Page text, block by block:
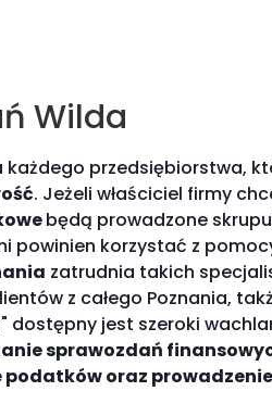
Wilda
przedsiębiorstwa,
. Jeżeli właściciel firmy
będą prowadzone
powinien korzystać z
zatrudnia takich
z całego Poznania,
jest szeroki
sprawozdań
oraz